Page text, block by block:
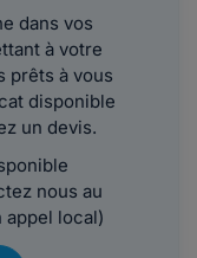
dans vos
à votre
prêts à vous
disponible
un devis.
nous au
local)